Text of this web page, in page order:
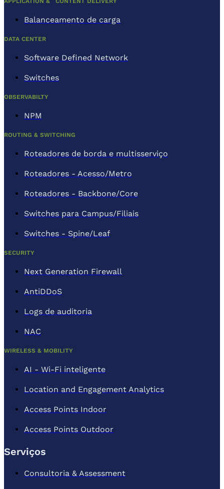
Balanceamento de carga
DATA CENTER
Software Defined Network
Switches
OBSERVABILTY
NPM
ROUTING & SWITCHING
Roteadores de borda e multisserviço
Roteadores - Acesso/Metro
Roteadores - Backbone/Core
Switches para Campus/Filiais
Switches - Spine/Leaf
SECURITY
Next Generation Firewall
AntiDDoS
Logs de auditoria
NAC
WIRELESS & MOBILITY
AI - Wi-Fi inteligente
Location and Engagement Analytics
Access Points Indoor
Access Points Outdoor
Serviços
Consultoria & Assessment